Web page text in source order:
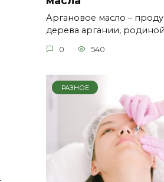
Аргановое масло –
дерева аргании, родиной
0 540
РАЗНОЕ